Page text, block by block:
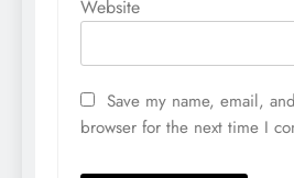
Website
Save my name, email,
browser for the next time I